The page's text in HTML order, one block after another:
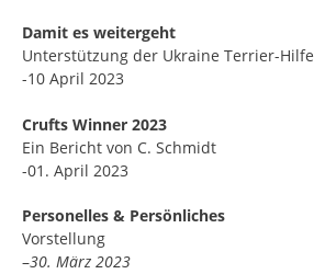
Damit es weitergeht
Unterstützung der Ukraine Terrier-Hilfe
-10 April 2023
Crufts Winner 2023
Ein Bericht von C. Schmidt
-01. April 2023
Personelles & Persönliches
Vorstellung
–30. März 2023